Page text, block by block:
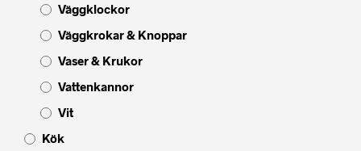
Väggklockor
Väggkrokar & Knoppar
Vaser & Krukor
Vattenkannor
Vit
Kök